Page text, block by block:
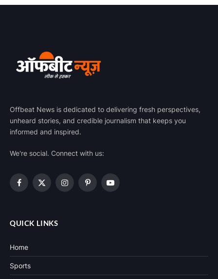
Offbeat News is dedicated to delivering fresh perspectives,
unheard stories, and credible journalism that keeps you
informed and inspired.
We're social. Connect with us:
Facebook
X
InstagramPinterestYouTube
QUICK LINKS
Home
Sports